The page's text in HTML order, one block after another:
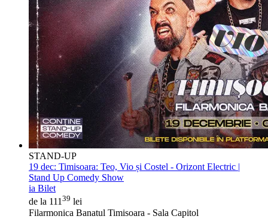
STAND-UP
19 dec: Timisoara: Teo, Vio și Costel - Orizont Electric |
Stand Up Comedy Show
ia Bilet
de la 11139 lei
Filarmonica Banatul Timisoara - Sala Capitol